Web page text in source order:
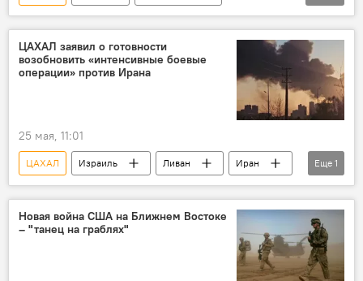
Израиль
ХАМАС
Биньямин Нетаньяху
Ближний Восток
ЦАХАЛ заявил о готовности
возобновить «интенсивные боевые
операции» против Ирана
25 мая, 11:01
ЦАХАЛ Израиль Ливан
Иран
Ближний Восток
Еще 1
Новая война США на Ближнем Востоке
– "танец на граблях"